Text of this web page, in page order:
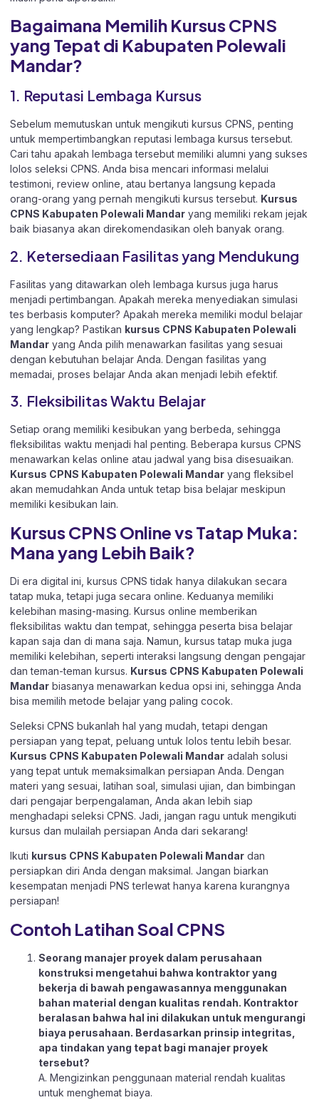
Bagaimana Memilih Kursus CPNS
yang Tepat di Kabupaten Polewali
Mandar?
1. Reputasi Lembaga Kursus
Sebelum memutuskan untuk mengikuti kursus CPNS, penting
untuk mempertimbangkan reputasi lembaga kursus tersebut.
Cari tahu apakah lembaga tersebut memiliki alumni yang sukses
lolos seleksi CPNS. Anda bisa mencari informasi melalui
testimoni, review online, atau bertanya langsung kepada
orang-orang yang pernah mengikuti kursus tersebut. Kursus
CPNS Kabupaten Polewali Mandar yang memiliki rekam jejak
baik biasanya akan direkomendasikan oleh banyak orang.
2. Ketersediaan Fasilitas yang Mendukung
Fasilitas yang ditawarkan oleh lembaga kursus juga harus
menjadi pertimbangan. Apakah mereka menyediakan simulasi
tes berbasis komputer? Apakah mereka memiliki modul belajar
yang lengkap? Pastikan kursus CPNS Kabupaten Polewali
Mandar yang Anda pilih menawarkan fasilitas yang sesuai
dengan kebutuhan belajar Anda. Dengan fasilitas yang
memadai, proses belajar Anda akan menjadi lebih efektif.
3. Fleksibilitas Waktu Belajar
Setiap orang memiliki kesibukan yang berbeda, sehingga
fleksibilitas waktu menjadi hal penting. Beberapa kursus CPNS
menawarkan kelas online atau jadwal yang bisa disesuaikan.
Kursus CPNS Kabupaten Polewali Mandar yang fleksibel
akan memudahkan Anda untuk tetap bisa belajar meskipun
memiliki kesibukan lain.
Kursus CPNS Online vs Tatap Muka:
Mana yang Lebih Baik?
Di era digital ini, kursus CPNS tidak hanya dilakukan secara
tatap muka, tetapi juga secara online. Keduanya memiliki
kelebihan masing-masing. Kursus online memberikan
fleksibilitas waktu dan tempat, sehingga peserta bisa belajar
kapan saja dan di mana saja. Namun, kursus tatap muka juga
memiliki kelebihan, seperti interaksi langsung dengan pengajar
dan teman-teman kursus. Kursus CPNS Kabupaten Polewali
Mandar biasanya menawarkan kedua opsi ini, sehingga Anda
bisa memilih metode belajar yang paling cocok.
Seleksi CPNS bukanlah hal yang mudah, tetapi dengan
persiapan yang tepat, peluang untuk lolos tentu lebih besar.
Kursus CPNS Kabupaten Polewali Mandar adalah solusi
yang tepat untuk memaksimalkan persiapan Anda. Dengan
materi yang sesuai, latihan soal, simulasi ujian, dan bimbingan
dari pengajar berpengalaman, Anda akan lebih siap
menghadapi seleksi CPNS. Jadi, jangan ragu untuk mengikuti
kursus dan mulailah persiapan Anda dari sekarang!
Ikuti kursus CPNS Kabupaten Polewali Mandar dan
persiapkan diri Anda dengan maksimal. Jangan biarkan
kesempatan menjadi PNS terlewat hanya karena kurangnya
persiapan!
Contoh Latihan Soal CPNS
Seorang manajer proyek dalam perusahaan
konstruksi mengetahui bahwa kontraktor yang
bekerja di bawah pengawasannya menggunakan
bahan material dengan kualitas rendah. Kontraktor
beralasan bahwa hal ini dilakukan untuk mengurangi
biaya perusahaan. Berdasarkan prinsip integritas,
apa tindakan yang tepat bagi manajer proyek
tersebut?
A. Mengizinkan penggunaan material rendah kualitas
untuk menghemat biaya.